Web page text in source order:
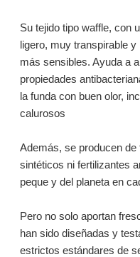
Su tejido tipo waffle, con
ligero, muy transpirable
más sensibles. Ayuda a
propiedades
la funda con buen olor,
calurosos
Además, se producen
sintéticos ni fertilizantes
peque y del planeta en
Pero no solo aportan
han sido diseñadas y
estrictos estándares de